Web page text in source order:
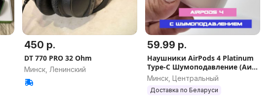
450 р.
DT 770 PRO 32 Ohm
Минск, Ленинский
59.99 р.
Наушники AirPods 4 Platinum
Type-C Шумоподавление (Аир
подс, эирподс)
Минск, Центральный
Доставка по Беларуси